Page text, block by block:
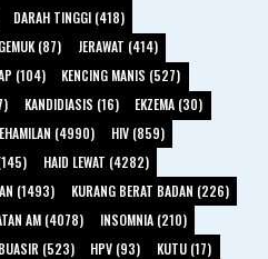
DARAH TINGGI (418)
(87)
JERAWAT (414)
(104)
KENCING MANIS (527)
KANDIDIASIS (16)
EKZEMA (30)
(4990)
HIV (859)
HAID LEWAT (4282)
(1493)
KURANG BERAT BADAN (226)
AM (4078)
INSOMNIA (210)
BUASIR (523) HPV (93)
KUTU (17)